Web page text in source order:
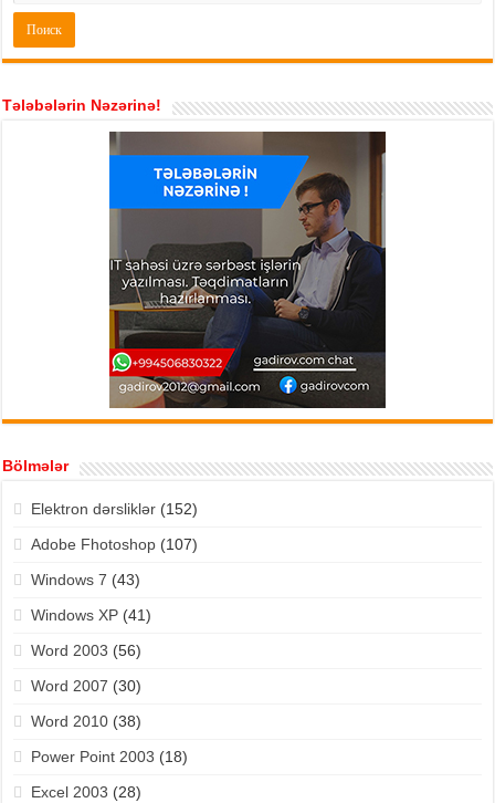
Tələbələrin Nəzərinə!
Bölmələr
Elektron dərsliklər(152)
Adobe Fhotoshop(107)
Windows 7 (43)
Windows XP(41)
Word 2003 (56)
Word 2007 (30)
Word 2010(38)
Power Point 2003 (18)
Excel 2003 (28)